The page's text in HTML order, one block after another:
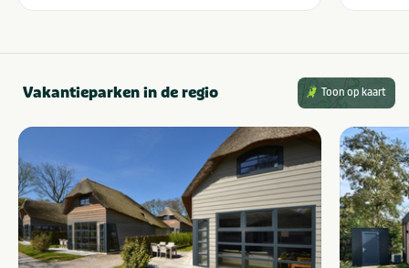
Vakantieparken in de regio Toon op kaart